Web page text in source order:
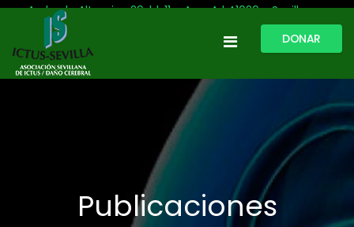
Avda. de Altamira, 29, bl. 11 – Acc. A | 41020 - Sevilla
954 513 999
ictussevilla@hotmail.com
DONAR
Publicaciones